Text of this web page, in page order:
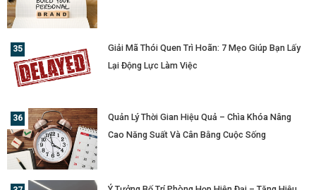
Giải Mã Thói Quen Trì Hoãn: 7 Mẹo Giúp Bạn Lấy
Lại Động Lực Làm Việc
Quản Lý Thời Gian Hiệu Quả – Chìa Khóa Nâng
Cao Năng Suất Và Cân Bằng Cuộc Sống